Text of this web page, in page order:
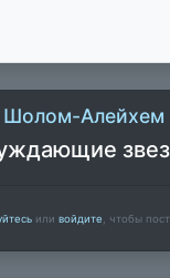
Шолом-Алейхем
или войдите , чтобы